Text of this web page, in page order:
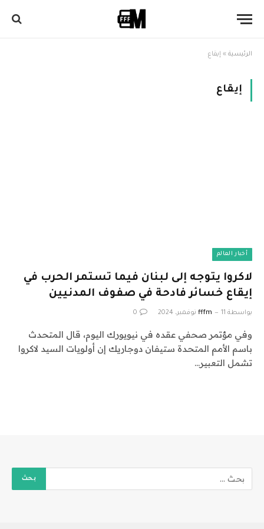
الرئيسية » إيقاع
إيقاع
أخبار العالم
لاكروا يتوجه إلى لبنان فيما تستمر الحرب في
إيقاع خسائر فادحة في صفوف المدنيين
بواسطة fffm 11 نوفمبر، 2024 0
وفي مؤتمر صحفي عقده في نيويورك اليوم، قال المتحدث
باسم الأمم المتحدة ستيفان دوجاريك إن أولويات السيد لاكروا
تشمل التعبير…